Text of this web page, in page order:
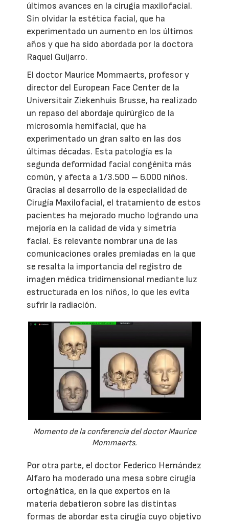
últimos avances en la cirugía maxilofacial.
Sin olvidar la estética facial, que ha
experimentado un aumento en los últimos
años y que ha sido abordada por la doctora
Raquel Guijarro.
El doctor Maurice Mommaerts, profesor y
director del European Face Center de la
Universitair Ziekenhuis Brusse, ha realizado
un repaso del abordaje quirúrgico de la
microsomía hemifacial, que ha
experimentado un gran salto en las dos
últimas décadas. Esta patología es la
segunda deformidad facial congénita más
común, y afecta a 1/3.500 – 6.000 niños.
Gracias al desarrollo de la especialidad de
Cirugía Maxilofacial, el tratamiento de estos
pacientes ha mejorado mucho logrando una
mejoría en la calidad de vida y simetría
facial. Es relevante nombrar una de las
comunicaciones orales premiadas en la que
se resalta la importancia del registro de
imagen médica tridimensional mediante luz
estructurada en los niños, lo que les evita
sufrir la radiación.
Momento de la conferencia del doctor Maurice
Mommaerts.
Por otra parte, el doctor Federico Hernández
Alfaro ha moderado una mesa sobre cirugía
ortognática, en la que expertos en la
materia debatieron sobre las distintas
formas de abordar esta cirugía cuyo objetivo